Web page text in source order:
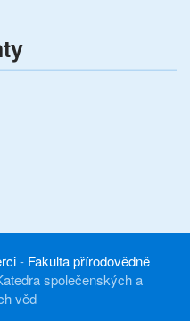
- Fakulta přírodovědně
společenských a
věd